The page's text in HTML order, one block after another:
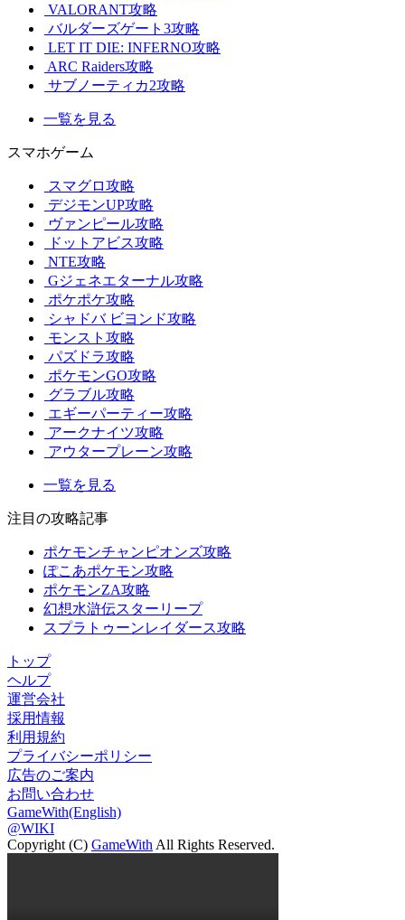
VALORANT攻略
バルダーズゲート3攻略
LET IT DIE: INFERNO攻略
ARC Raiders攻略
サブノーティカ2攻略
一覧を見る
スマホゲーム
スマグロ攻略
デジモンUP攻略
ヴァンピール攻略
ドットアビス攻略
NTE攻略
Gジェネエターナル攻略
ポケポケ攻略
シャドバ ビヨンド攻略
モンスト攻略
パズドラ攻略
ポケモンGO攻略
グラブル攻略
エギーパーティー攻略
アークナイツ攻略
アウタープレーン攻略
一覧を見る
注目の攻略記事
ポケモンチャンピオンズ攻略
ぽこあポケモン攻略
ポケモンZA攻略
幻想水滸伝スターリープ
スプラトゥーンレイダース攻略
トップ
ヘルプ
運営会社
採用情報
利用規約
プライバシーポリシー
広告のご案内
お問い合わせ
GameWith(English)
@WIKI
Copyright (C) GameWith All Rights Reserved.